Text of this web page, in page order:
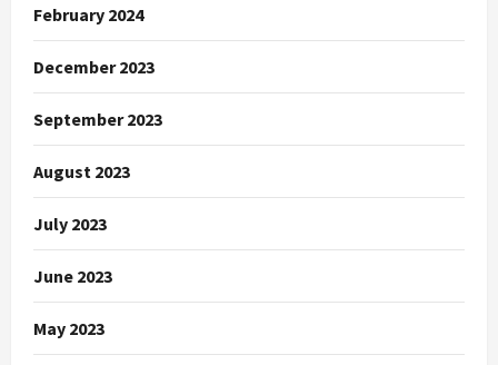
February 2024
December 2023
September 2023
August 2023
July 2023
June 2023
May 2023